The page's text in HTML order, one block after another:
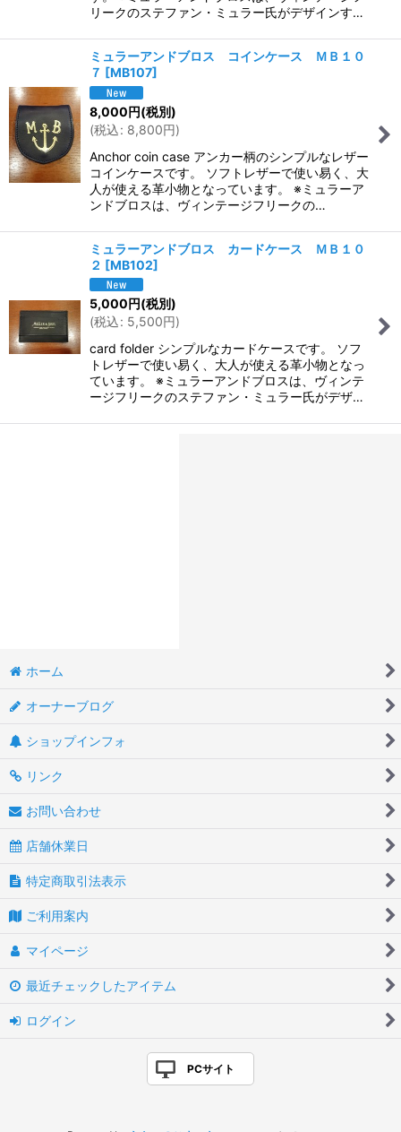
リークのステファン・ミュラー氏がデザインす…
ミュラーアンドブロス コインケース ＭＢ１０
７ [MB107]
8,000円(税別)
(税込: 8,800円)
Anchor coin case アンカー柄のシンプルなレザー
コインケースです。 ソフトレザーで使い易く、大
人が使える革小物となっています。 ※ミュラーア
ンドブロスは、ヴィンテージフリークの…
ミュラーアンドブロス カードケース ＭＢ１０
２ [MB102]
5,000円(税別)
(税込: 5,500円)
card folder シンプルなカードケースです。 ソフ
トレザーで使い易く、大人が使える革小物となっ
ています。 ※ミュラーアンドブロスは、ヴィンテ
ージフリークのステファン・ミュラー氏がデザ…
ホーム
オーナーブログ
ショップインフォ
リンク
お問い合わせ
店舗休業日
特定商取引法表示
ご利用案内
マイページ
最近チェックしたアイテム
ログイン
PCサイト